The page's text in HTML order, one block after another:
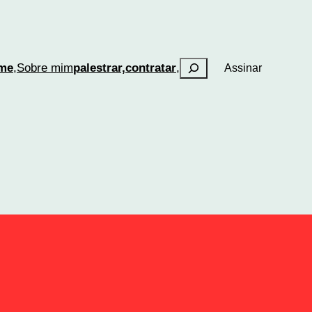
,Sobre mimpalestrar,contratar, PesquisarAssinar